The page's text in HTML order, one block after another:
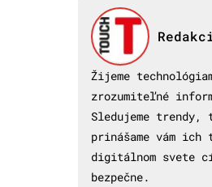
Žijeme
zrozumiteľné
Sledujeme trendy,
prinášame vám
digitálnom svete
bezpečne.